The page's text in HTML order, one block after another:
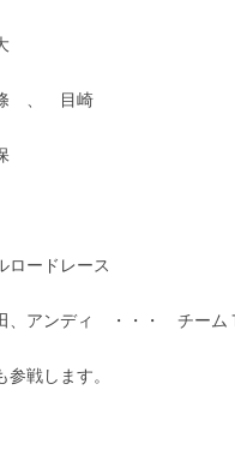
、 目崎
ードレース
、アンディ ・・・ チーム
参戦します。